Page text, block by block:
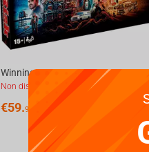
Winning
Non disponible
€59.99